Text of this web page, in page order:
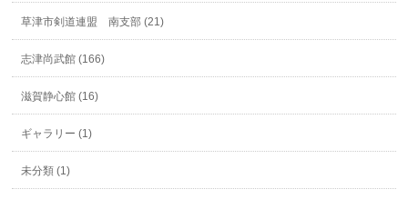
草津市剣道連盟 南支部 (21)
志津尚武館 (166)
滋賀静心館 (16)
ギャラリー (1)
未分類 (1)